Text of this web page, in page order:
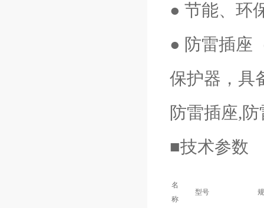
● 节能、环
● 防雷插座
保护器，具
防雷插座,
■技术参数
名
称
型号